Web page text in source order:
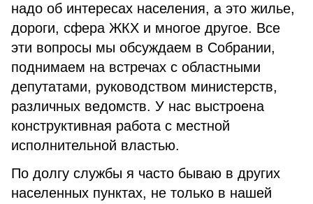
надо об интересах населения, а это жилье,
дороги, сфера ЖКХ и многое другое. Все
эти вопросы мы обсуждаем в Собрании,
поднимаем на встречах с областными
депутатами, руководством министерств,
различных ведомств. У нас выстроена
конструктивная работа с местной
исполнительной властью.
По долгу службы я часто бываю в других
населенных пунктах, не только в нашей